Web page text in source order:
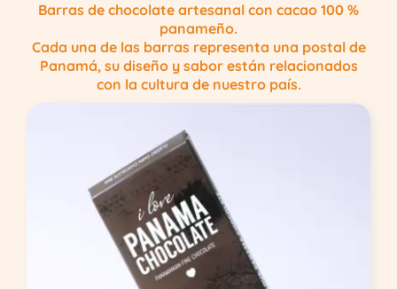
Barras de chocolate artesanal con cacao 100 %
panameño.
Cada una de las barras representa una postal de
Panamá, su diseño y sabor están relacionados
con la cultura de nuestro país.